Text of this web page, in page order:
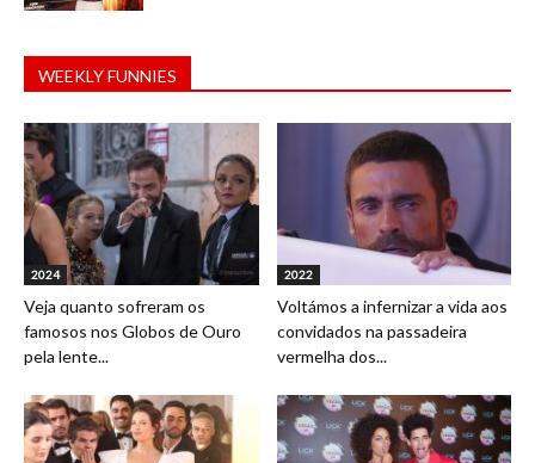
WEEKLY FUNNIES
2024
Veja quanto sofreram os
famosos nos Globos de Ouro
pela lente...
2022
Voltámos a infernizar a vida aos
convidados na passadeira
vermelha dos...